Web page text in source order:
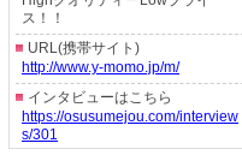
ス！！
URL(携帯サイト)
http://www.y-momo.jp/m/
インタビューはこちら
https://osusumejou.com/interview
s/301